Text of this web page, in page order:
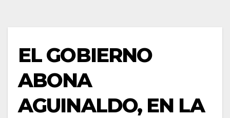
EL GOBIERNO
ABONA
AGUINALDO, EN LA